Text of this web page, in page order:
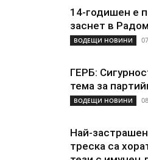
14-годишен е
заснет в
ВОДЕЩИ НОВИНИ
ГЕРБ:
тема за
ВОДЕЩИ НОВИНИ
Най-
треска са